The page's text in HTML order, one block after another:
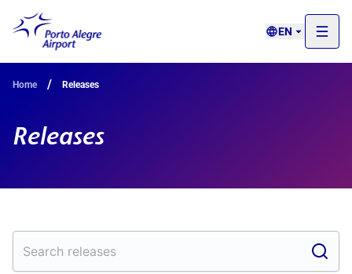
EN
Home / Releases
Releases